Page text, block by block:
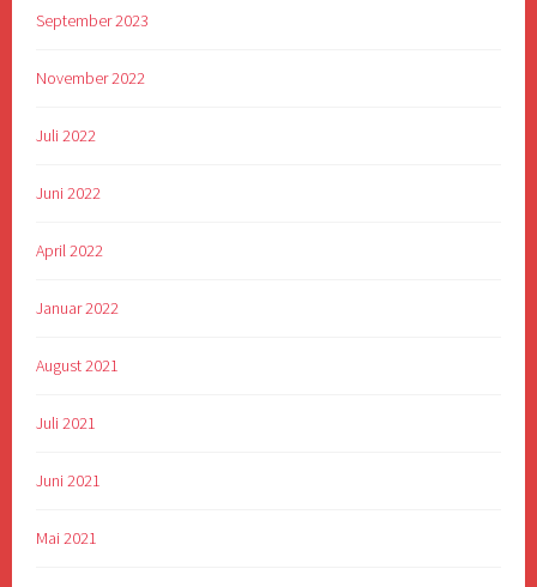
September 2023
November 2022
Juli 2022
Juni 2022
April 2022
Januar 2022
August 2021
Juli 2021
Juni 2021
Mai 2021